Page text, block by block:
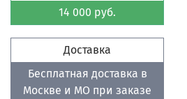
14 000 руб.
Доставка
Бесплатная доставка в
Москве и МО при заказе